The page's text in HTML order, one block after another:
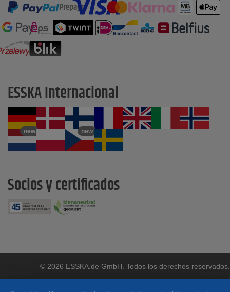
Prepago
ESSKA Internacional
new new
Socios y certificados
© 2026 ESSKA.de GmbH. Todos los derechos reservados.